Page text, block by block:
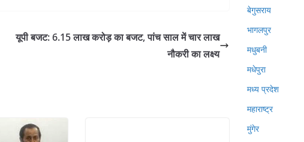
यूपी बजट: 6.15 लाख करोड़ का बजट, पांच साल में चार लाख
नौकरी का लक्ष्य
बेगुसराय
भागलपुर
मधुबनी
मधेपुरा
मध्य प्रदेश
महाराष्ट्र
मुंगेर